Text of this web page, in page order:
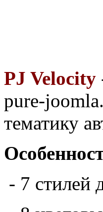
PJ Velocity
pure-
тематику
- 7 стилей